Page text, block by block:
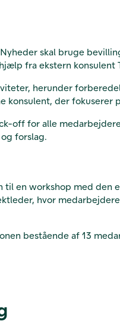
skal bruge
fra ekstern konsulent
herunder
konsulent, der fokuserer
off for alle
forslag.
til en workshop med
hvor
bestående af 13